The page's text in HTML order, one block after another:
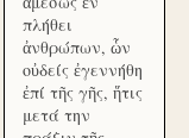
πλήθει
ἀνθρώπων, ὧν
οὐδείς ἐγεννήθη
ἐπί τῆς γῆς, ἥτις
μετά την